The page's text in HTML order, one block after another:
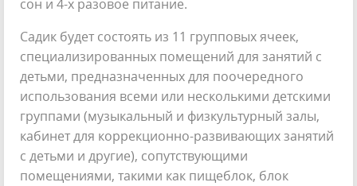
сон и 4-х разовое питание.
Садик будет состоять из 11 групповых ячеек,
специализированных помещений для занятий с
детьми, предназначенных для поочередного
использования всеми или несколькими детскими
группами (музыкальный и физкультурный залы,
кабинет для коррекционно-развивающих занятий
с детьми и другие), сопутствующими
помещениями, такими как пищеблок, блок